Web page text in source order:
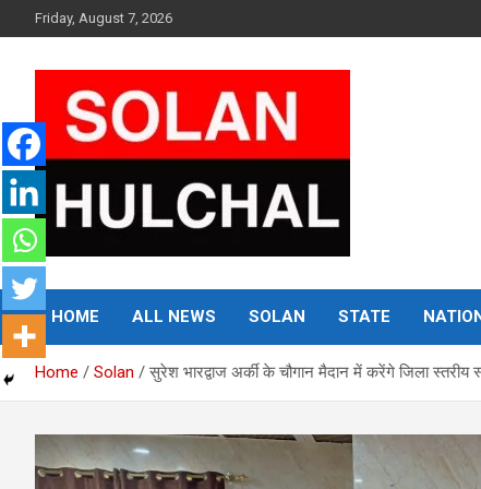
to
Friday, August 7, 2026
Solan Hulchal
Latest News From All Over Himachal
HOME ALL NEWS SOLAN STATE
Home Solan सुरेश भारद्वाज अर्की के चौगान मैदान में करेंगे जिला स्तरीय